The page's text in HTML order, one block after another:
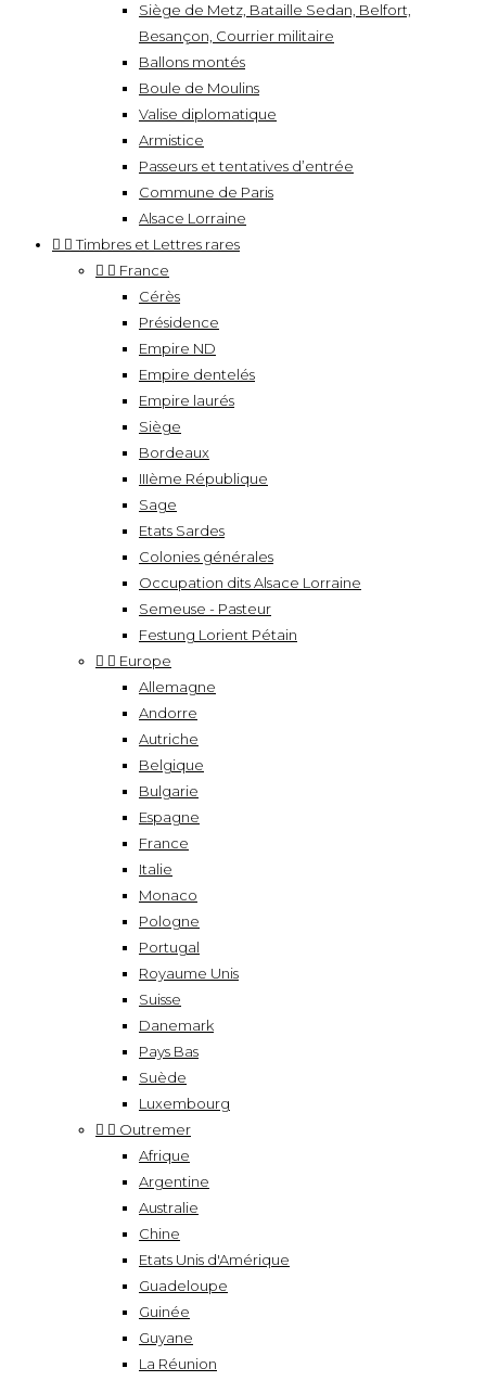
Siège de Metz, Bataille Sedan, Belfort,
Besançon, Courrier militaire
Ballons montés
Boule de Moulins
Valise diplomatique
Armistice
Passeurs et tentatives d’entrée
Commune de Paris
Alsace Lorraine
  Timbres et Lettres rares
  France
Cérès
Présidence
Empire ND
Empire dentelés
Empire laurés
Siège
Bordeaux
IIIème République
Sage
Etats Sardes
Colonies générales
Occupation dits Alsace Lorraine
Semeuse - Pasteur
Festung Lorient Pétain
  Europe
Allemagne
Andorre
Autriche
Belgique
Bulgarie
Espagne
France
Italie
Monaco
Pologne
Portugal
Royaume Unis
Suisse
Danemark
Pays Bas
Suède
Luxembourg
  Outremer
Afrique
Argentine
Australie
Chine
Etats Unis d'Amérique
Guadeloupe
Guinée
Guyane
La Réunion